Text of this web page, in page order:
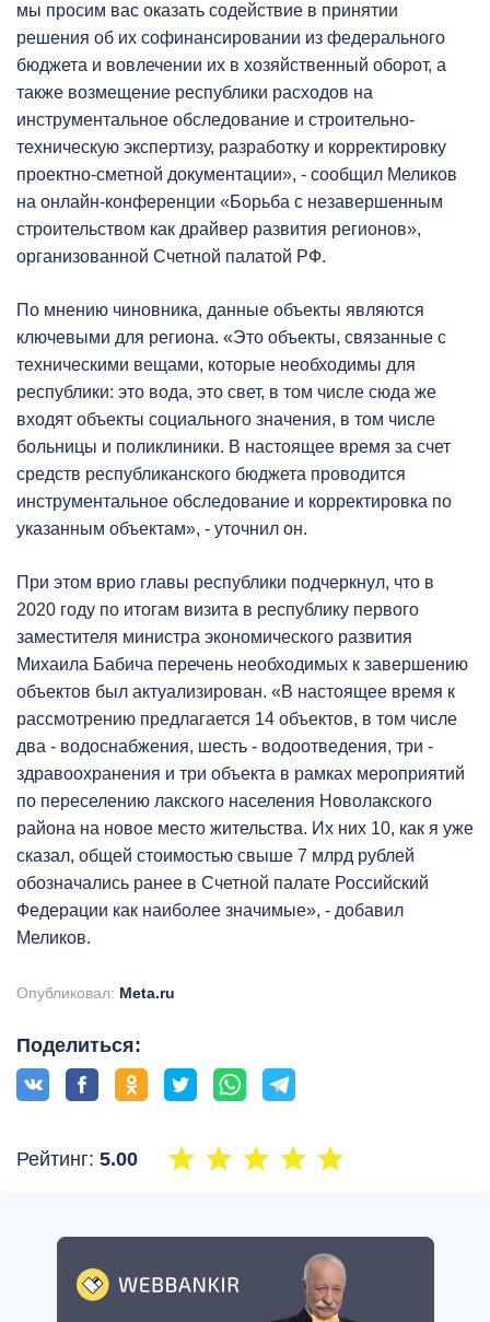
мы просим вас оказать содействие в принятии
решения об их софинансировании из федерального
бюджета и вовлечении их в хозяйственный оборот, а
также возмещение республики расходов на
инструментальное обследование и строительно-
техническую экспертизу, разработку и корректировку
проектно-сметной документации», - сообщил Меликов
на онлайн-конференции «Борьба с незавершенным
строительством как драйвер развития регионов»,
организованной Счетной палатой РФ.
По мнению чиновника, данные объекты являются
ключевыми для региона. «Это объекты, связанные с
техническими вещами, которые необходимы для
республики: это вода, это свет, в том числе сюда же
входят объекты социального значения, в том числе
больницы и поликлиники. В настоящее время за счет
средств республиканского бюджета проводится
инструментальное обследование и корректировка по
указанным объектам», - уточнил он.
При этом врио главы республики подчеркнул, что в
2020 году по итогам визита в республику первого
заместителя министра экономического развития
Михаила Бабича перечень необходимых к завершению
объектов был актуализирован. «В настоящее время к
рассмотрению предлагается 14 объектов, в том числе
два - водоснабжения, шесть - водоотведения, три -
здравоохранения и три объекта в рамках мероприятий
по переселению лакского населения Новолакского
района на новое место жительства. Их них 10, как я уже
сказал, общей стоимостью свыше 7 млрд рублей
обозначались ранее в Счетной палате Российский
Федерации как наиболее значимые», - добавил
Меликов.
Опубликовал: Meta.ru
Поделиться:
Рейтинг: 5.00